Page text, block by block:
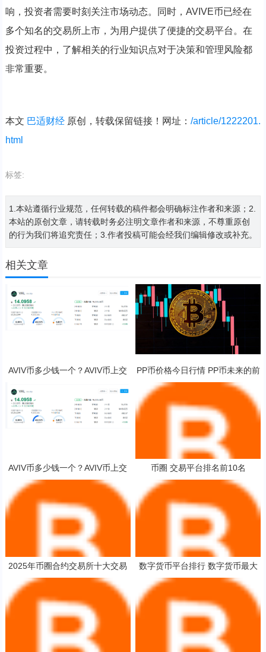
响，投资者需要时刻关注市场动态。同时，AVIVE币已经在
多个知名的交易所上市，为用户提供了便捷的交易平台。在
投资过程中，了解相关的行业知识点对于决策和管理风险都
非常重要。
本文 巴适财经原创，转载保留链接！网址： /article/1222201.
html
标签:
1.本站遵循行业规范，任何转载的稿件都会明确标注作者和来源；2.
本站的原创文章，请转载时务必注明文章作者和来源，不尊重原创
的行为我们将追究责任；3.作者投稿可能会经我们编辑修改或补充。
相关文章
AVIV币多少钱一个？AVIV币上交
PP币价格今日行情 PP币未来的前
景展望
AVIV币多少钱一个？AVIV币上交
易所了吗？
币圈 交易平台排名前10名
2025年币圈合约交易所十大交易
所平台排行榜介绍!
数字货币平台排行 数字货币最大
交易所